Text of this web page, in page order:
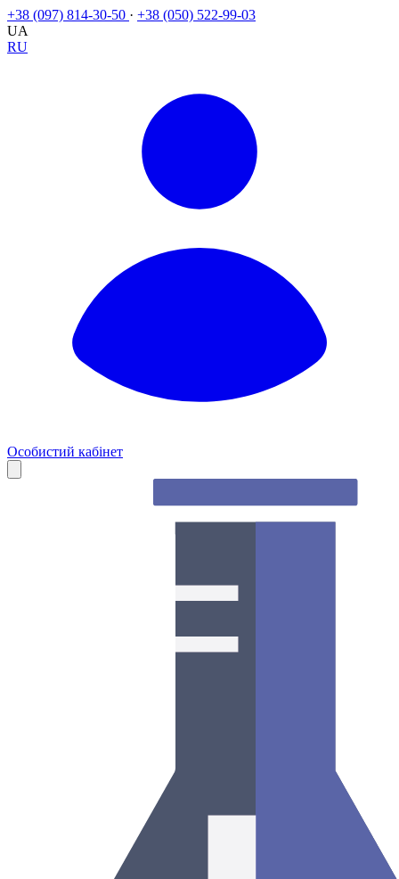
+38 (097) 814-30-50 · +38 (050) 522-99-03
UA
RU
Особистий кабінет